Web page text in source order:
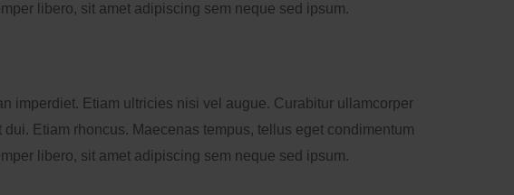
libero, sit amet adipiscing sem neque sed ipsum.
imperdiet. Etiam ultricies nisi vel augue. Curabitur ullamcorper
Etiam rhoncus. Maecenas tempus, tellus eget condimentum
libero, sit amet adipiscing sem neque sed ipsum.